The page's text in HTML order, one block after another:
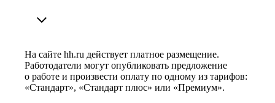
На сайте hh.ru действует платное размещение.
Работодатели могут опубликовать предложение
о работе и произвести оплату по одному из тарифов:
«Стандарт», «Стандарт плюс» или «Премиум».